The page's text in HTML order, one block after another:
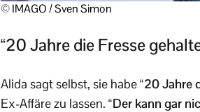
© IMAGO / Sven Simon
“20 Jahre die Fresse
Alida sagt selbst, sie habe“20 Jahre
Ex-Affäre zu lassen. “Der kann gar